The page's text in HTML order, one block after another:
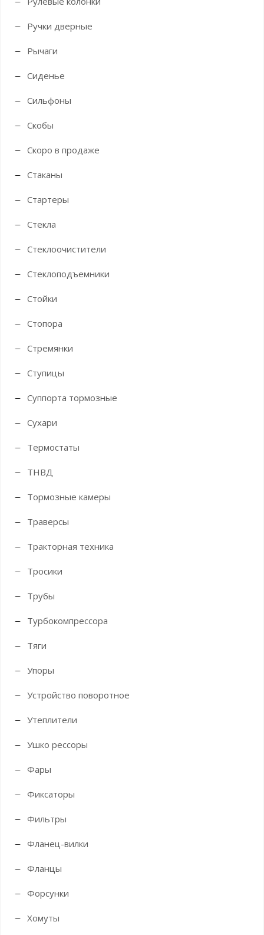
Ручки дверные
Рычаги
Сиденье
Сильфоны
Скобы
Скоро в продаже
Стаканы
Стартеры
Стекла
Стеклоочистители
Стеклоподъемники
Стойки
Стопора
Стремянки
Ступицы
Суппорта тормозные
Сухари
Термостаты
ТНВД
Тормозные камеры
Траверсы
Тракторная техника
Тросики
Трубы
Турбокомпрессора
Тяги
Упоры
Устройство поворотное
Утеплители
Ушко рессоры
Фары
Фиксаторы
Фильтры
Фланец-вилки
Фланцы
Форсунки
Хомуты